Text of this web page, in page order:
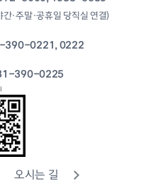
·주말·공휴일 당직실 연결)
390-0221, 0222
390-0225
오시는 길